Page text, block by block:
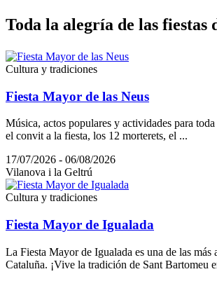
Toda la alegría de las fiestas
Cultura y tradiciones
Fiesta Mayor de las Neus
Música, actos populares y actividades para
el convit a la fiesta, los 12 morterets, el ...
17/07/2026 - 06/08/2026
Vilanova i la Geltrú
Cultura y tradiciones
Fiesta Mayor de Igualada
La Fiesta Mayor de Igualada es una de las más
Cataluña. ¡Vive la tradición de Sant Bartomeu